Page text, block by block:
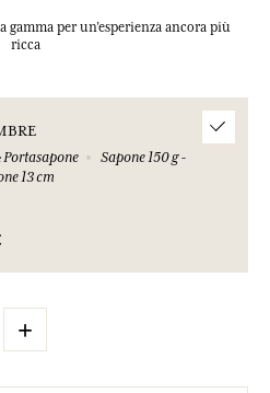
gamma per un’esperienza ancora più
ricca
Portasapone
Sapone 150 g -
13 cm
+